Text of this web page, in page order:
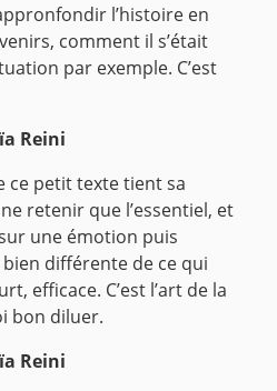
l’histoire en
comment il s’était
par exemple. C’est
Reini
ce petit texte tient sa
retenir que l’essentiel, et
une émotion puis
différente de ce qui
efficace. C’est l’art de la
bon diluer.
Reini